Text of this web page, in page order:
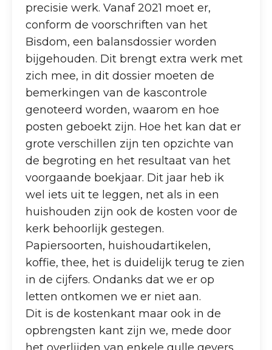
precisie werk. Vanaf 2021 moet er,
conform de voorschriften van het
Bisdom, een balansdossier worden
bijgehouden. Dit brengt extra werk met
zich mee, in dit dossier moeten de
bemerkingen van de kascontrole
genoteerd worden, waarom en hoe
posten geboekt zijn. Hoe het kan dat er
grote verschillen zijn ten opzichte van
de begroting en het resultaat van het
voorgaande boekjaar. Dit jaar heb ik
wel iets uit te leggen, net als in een
huishouden zijn ook de kosten voor de
kerk behoorlijk gestegen.
Papiersoorten, huishoudartikelen,
koffie, thee, het is duidelijk terug te zien
in de cijfers. Ondanks dat we er op
letten ontkomen we er niet aan.
Dit is de kostenkant maar ook in de
opbrengsten kant zijn we, mede door